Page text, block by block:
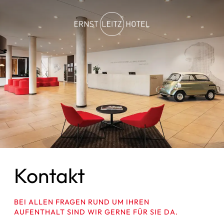
Kontakt
BEI ALLEN FRAGEN RUND UM IHREN
AUFENTHALT SIND WIR GERNE FÜR SIE DA.